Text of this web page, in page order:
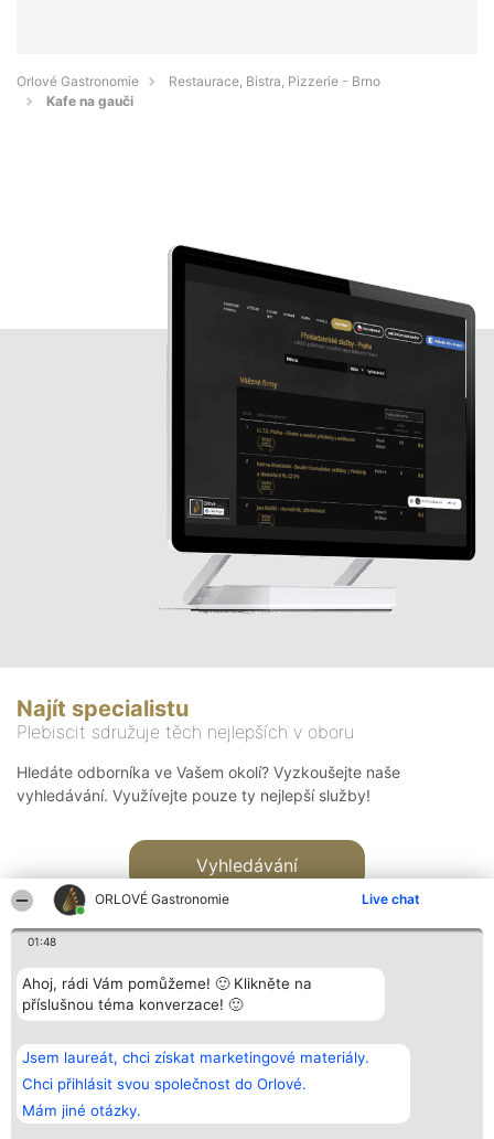
ORLOVÉ Gastronomie Live chat
01:48
Ahoj, rádi Vám pomůžeme! 🙂 Klikněte na
příslušnou téma konverzace! 🙂
Jsem laureát, chci získat marketingové materiály.
Chci přihlásit svou společnost do Orlové.
Mám jiné otázky.
Orlové Gastronomie
Restaurace, Bistra, Pizzerie - Brno
Kafe na gauči
Najít specialistu
Plebiscit sdružuje těch nejlepších v oboru
Hledáte odborníka ve Vašem okolí? Vyzkoušejte naše
vyhledávání. Využívejte pouze ty nejlepší služby!
Vyhledávání
Bright Side Solutions sp. z o.
o. sp. k.
ul. Ruska 22
Wrocław 50-079
KRS 0000749100 | Regon
381313360 | NIP 8943132676
Vítězové
Seznam všech
laureátů
Zásady
Zásady
Kontakt